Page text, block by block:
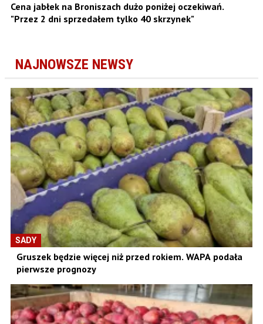
Cena jabłek na Broniszach dużo poniżej oczekiwań.
"Przez 2 dni sprzedałem tylko 40 skrzynek"
NAJNOWSZE NEWSY
SADY
Gruszek będzie więcej niż przed rokiem. WAPA podała
pierwsze prognozy